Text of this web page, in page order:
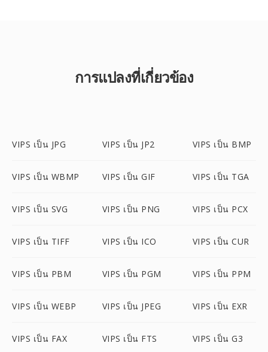
การแปลงที่เกี่ยวข้อง
VIPS เป็น JPG VIPS เป็น JP2 VIPS เป็น BMP
VIPS เป็น WBMP VIPS เป็น GIF VIPS เป็น TGA
VIPS เป็น SVG VIPS เป็น PNG VIPS เป็น PCX
VIPS เป็น TIFF VIPS เป็น ICO VIPS เป็น CUR
VIPS เป็น PBM VIPS เป็น PGM VIPS เป็น PPM
VIPS เป็น WEBP VIPS เป็น JPEG VIPS เป็น EXR
VIPS เป็น FAX VIPS เป็น FTS VIPS เป็น G3